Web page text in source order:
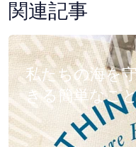
関連記事
私たちの海を
きる簡単なこ